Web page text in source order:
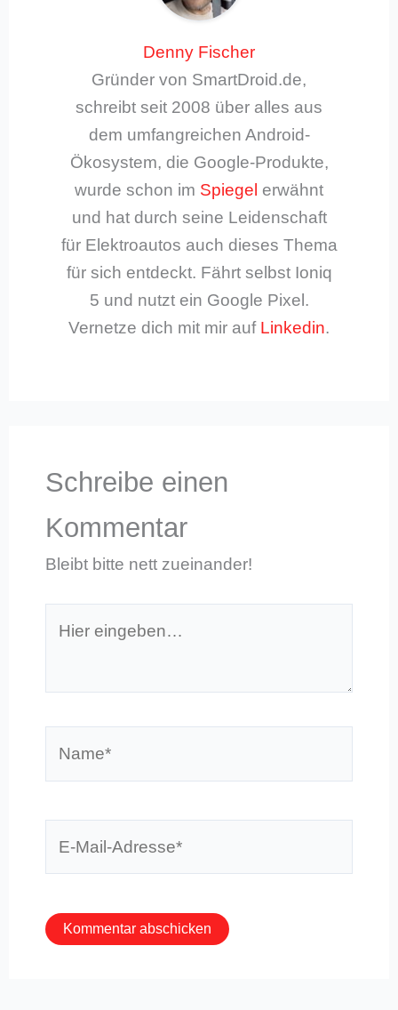
Denny Fischer
Gründer von SmartDroid.de,
schreibt seit 2008 über alles aus
dem umfangreichen Android-
Ökosystem, die Google-Produkte,
wurde schon im Spiegel erwähnt
und hat durch seine Leidenschaft
für Elektroautos auch dieses Thema
für sich entdeckt. Fährt selbst Ioniq
5 und nutzt ein Google Pixel.
Vernetze dich mit mir auf Linkedin.
Schreibe einen
Kommentar
Bleibt bitte nett zueinander!
eingeben…